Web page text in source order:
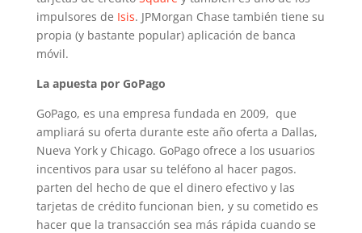
impulsores de Isis. JPMorgan Chase también tiene su
propia (y bastante popular) aplicación de banca
móvil.
La apuesta por GoPago
GoPago, es una empresa fundada en 2009, que
ampliará su oferta durante este año oferta a Dallas,
Nueva York y Chicago. GoPago ofrece a los usuarios
incentivos para usar su teléfono al hacer pagos.
parten del hecho de que el dinero efectivo y las
tarjetas de crédito funcionan bien, y su cometido es
hacer que la transacción sea más rápida cuando se